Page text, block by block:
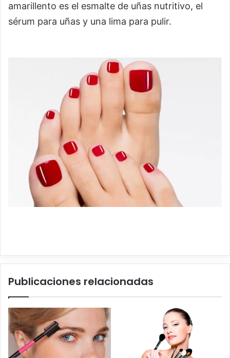
amarillento es el esmalte de uñas nutritivo, el
sérum para uñas y una lima para pulir.
Publicaciones relacionadas